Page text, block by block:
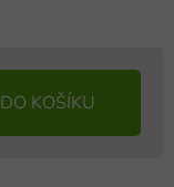
DO KOŠÍKU